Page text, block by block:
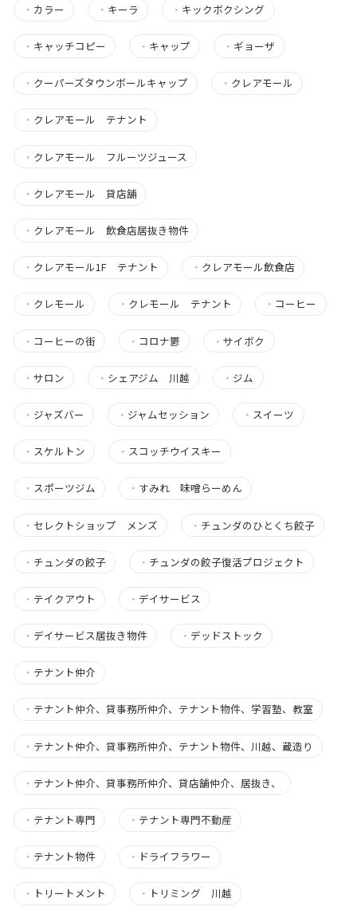
・ カラー ・ キーラ ・ キックボクシング
・ キャッチコピー ・ キャップ ・ ギョーザ
・ クーパーズタウンボールキャップ ・ クレアモール
・ クレアモール テナント
・ クレアモール フルーツジュース
・ クレアモール 貸店舗
・ クレアモール 飲食店居抜き物件
・ クレアモール1F テナント ・ クレアモール飲食店
・ クレモール ・ クレモール テナント ・ コーヒー
・ コーヒーの街 ・ コロナ鬱 ・サイボク
・ サロン ・ シェアジム 川越 ・ ジム
・ ジャズバー ・ ジャムセッション ・ スイーツ
・ スケルトン ・ スコッチウイスキー
・ スポーツジム ・ すみれ 味噌らーめん
・ セレクトショップ メンズ ・ チュンダのひとくち餃子
・ チュンダの餃子 ・ チュンダの餃子復活プロジェクト
・ テイクアウト ・ デイサービス
・ デイサービス居抜き物件 ・ デッドストック
・ テナント仲介
・ テナント仲介、貸事務所仲介、テナント物件、学習塾、教室
・ テナント仲介、貸事務所仲介、テナント物件、川越、蔵造り
・ テナント仲介、貸事務所仲介、貸店舗仲介、居抜き、
・ テナント専門 ・ テナント専門不動産
・ テナント物件 ・ ドライフラワー
・ トリートメント ・ トリミング 川越